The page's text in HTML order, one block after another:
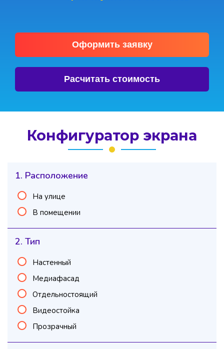
Оформить заявку
Расчитать стоимость
Конфигуратор экрана
1. Расположение
На улице
В помещении
2. Тип
Настенный
Медиафасад
Отдельностоящий
Видеостойка
Прозрачный